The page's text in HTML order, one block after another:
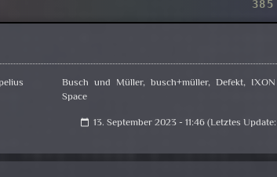
Busch und Müller,busch+müller,Defekt, IXON
Space
calendar_today 13. September 2023 - 11:46 (Letztes